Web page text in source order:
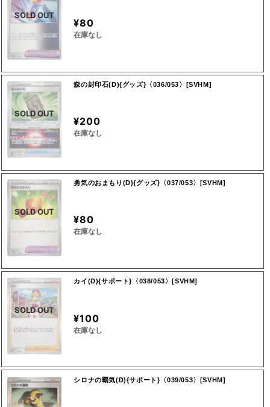
SOLD OUT
¥80
在庫なし
SOLD OUT
森の封印石(D){グッズ}〈036/053〉[SVHM]
¥200
在庫なし
SOLD OUT
勇気のおまもり(D){グッズ}〈037/053〉[SVHM]
¥80
在庫なし
SOLD OUT
カイ(D){サポート}〈038/053〉[SVHM]
¥100
在庫なし
シロナの覇気(D){サポート}〈039/053〉[SVHM]